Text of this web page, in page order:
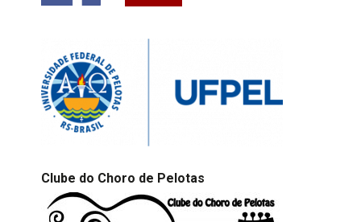
Clube do Choro de Pelotas